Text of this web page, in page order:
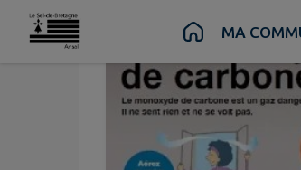
Contenu Recherche Pied
MA